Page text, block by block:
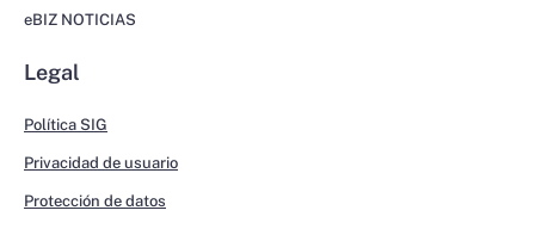
eBIZ NOTICIAS
Legal
Política SIG
Privacidad de usuario
Protección de datos